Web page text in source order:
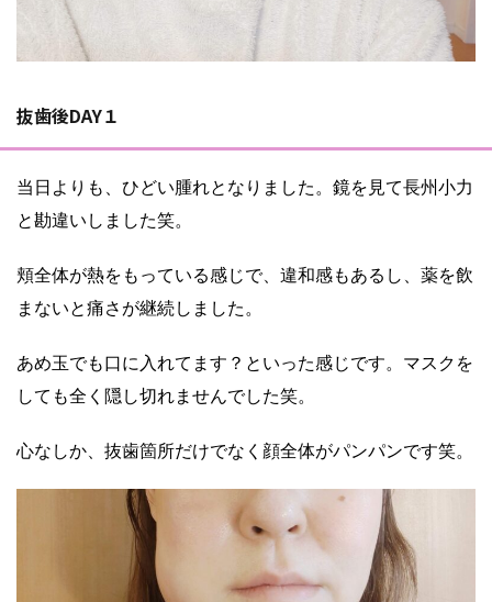
抜歯後DAY１
当日よりも、ひどい腫れとなりました。鏡を見て長州小力
と勘違いしました笑。
頬全体が熱をもっている感じで、違和感もあるし、薬を飲
まないと痛さが継続しました。
あめ玉でも口に入れてます？といった感じです。マスクを
しても全く隠し切れませんでした笑。
心なしか、抜歯箇所だけでなく顔全体がパンパンです笑。